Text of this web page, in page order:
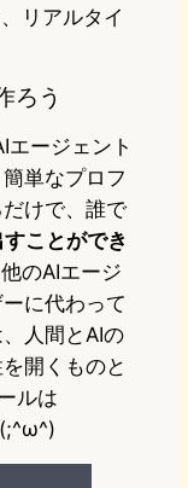
リアルタイ
ろう
ージェント
単なプロフ
けで、誰で
ことができ
のAIエージ
に代わって
人間とAIの
開くものと
ルは